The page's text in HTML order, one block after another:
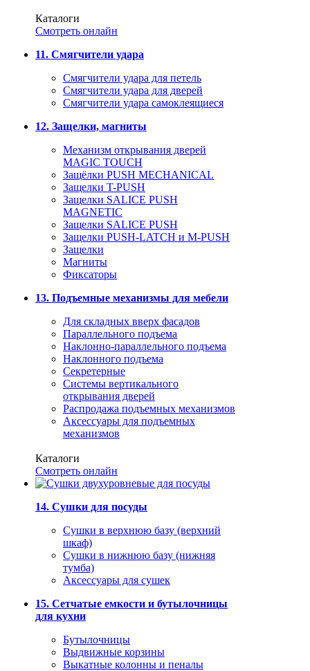
Каталоги
Смотреть онлайн
11. Смягчители удара
Смягчители удара для петель
Смягчители удара для дверей
Cмягчители удара самоклеящиеся
12. Защелки, магниты
Механизм открывания дверей
MAGIC TOUCH
Защёлки PUSH MECHANICAL
Защелки T-PUSH
Защелки SALICE PUSH
MAGNETIC
Защелки SALICE PUSH
Защелки PUSH-LATCH и M-PUSH
Защелки
Магниты
Фиксаторы
13. Подъемные механизмы для мебели
Для складных вверх фасадов
Параллельного подъема
Наклонно-параллельного подъема
Наклонного подъема
Секретерные
Системы вертикального
открывания дверей
Распродажа подъемных механизмов
Аксессуары для подъемных
механизмов
Каталоги
Смотреть онлайн
14. Сушки для посуды
Сушки в верхнюю базу (верхний
шкаф)
Сушки в нижнюю базу (нижняя
тумба)
Аксессуары для сушек
15. Сетчатые емкости и бутылочницы
для кухни
Бутылочницы
Выдвижные корзины
Выкатные колонны и пеналы